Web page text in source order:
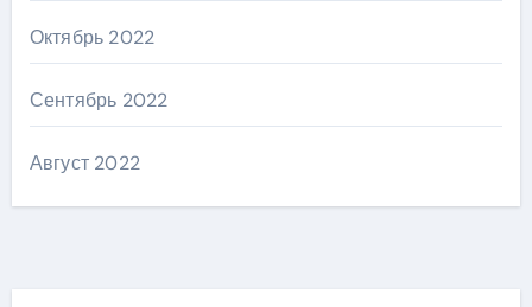
Октябрь 2022
Сентябрь 2022
Август 2022